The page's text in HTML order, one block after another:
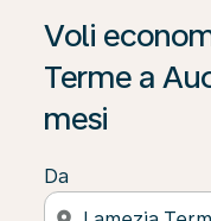
Voli
Terme a
mesi
Da
Se non trova